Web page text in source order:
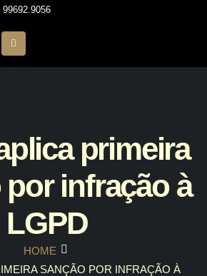
primeira
infração à
LGPD
HOME
SANÇÃO POR INFRAÇÃO À